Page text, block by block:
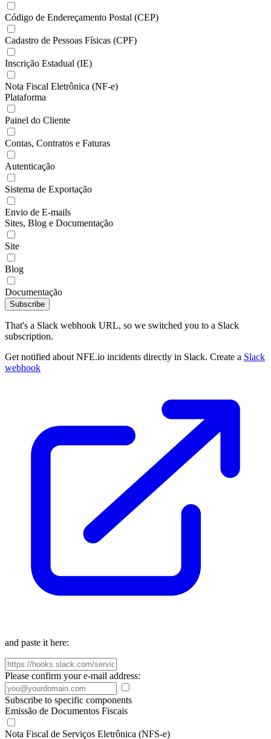
Código de Endereçamento Postal (CEP)
Cadastro de Pessoas Físicas (CPF)
Inscrição Estadual (IE)
Nota Fiscal Eletrônica (NF-e)
Plataforma
Painel do Cliente
Contas, Contratos e Faturas
Autenticação
Sistema de Exportação
Envio de E-mails
Sites, Blog e Documentação
Site
Blog
Documentação
Subscribe
That's a Slack webhook URL, so we switched you to a Slack
subscription.
Get notified about NFE.io incidents directly in Slack. Create a Slack
webhook
and paste it here:
Please confirm your e-mail address:
Subscribe to specific components
Emissão de Documentos Fiscais
Nota Fiscal de Serviços Eletrônica (NFS-e)